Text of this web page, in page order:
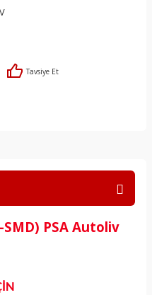
Tavsiye Et
SMD) PSA Autoliv